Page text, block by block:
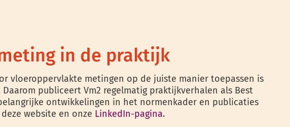
in de praktijk
vloeroppervlakte metingen op de juiste manier toepassen is
publiceert Vm2 regelmatig praktijkverhalen als Best
belangrijke ontwikkelingen in het normenkader en publicaties
website en onze LinkedIn-pagina.